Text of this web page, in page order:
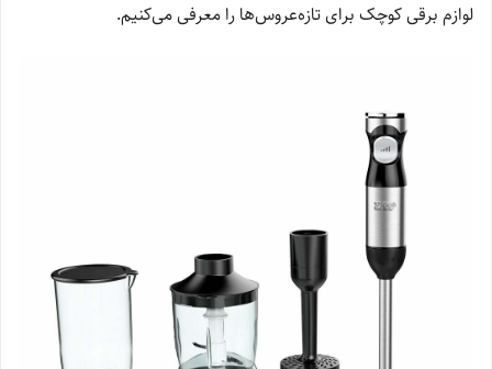
لوازم برقی کوچک برای تازه‌عروس‌ها را معرفی می‌کنیم.